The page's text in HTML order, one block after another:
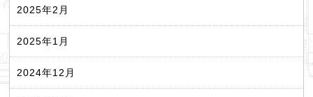
2025年2月
2025年1月
2024年12月